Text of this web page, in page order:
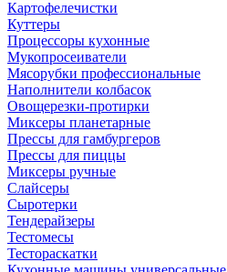
Картофелечистки
Куттеры
Процессоры кухонные
Мукопросеиватели
Мясорубки профессиональные
Наполнители колбасок
Овощерезки-протирки
Миксеры планетарные
Прессы для гамбургеров
Прессы для пиццы
Миксеры ручные
Слайсеры
Сыротерки
Тендерайзеры
Тестомесы
Тестораскатки